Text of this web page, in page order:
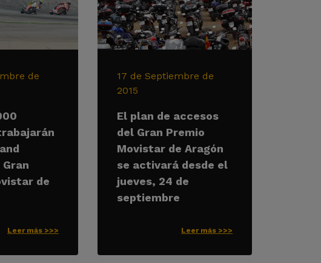
de
de
Leer más >>>
17 de Septiembre de
2015
El plan de accesos
del Gran Premio
Movistar de Aragón
se activará desde el
jueves, 24 de
septiembre
Leer más >>>